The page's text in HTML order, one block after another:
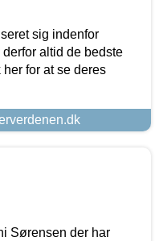
sig indenfor
altid de bedste
for at se deres
Sørensen der har